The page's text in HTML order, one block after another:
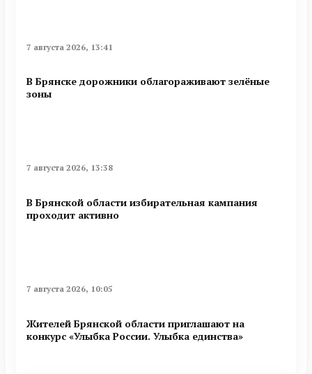
7 августа 2026, 13:41
В Брянске дорожники облагораживают зелёные
зоны
7 августа 2026, 13:38
В Брянской области избирательная кампания
проходит активно
7 августа 2026, 10:05
Жителей Брянской области приглашают на
конкурс «Улыбка России. Улыбка единства»